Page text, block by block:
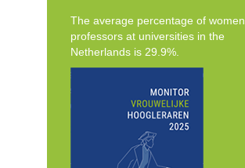
The average percentage of women
professors at universities in the
Netherlands is 29.9%.